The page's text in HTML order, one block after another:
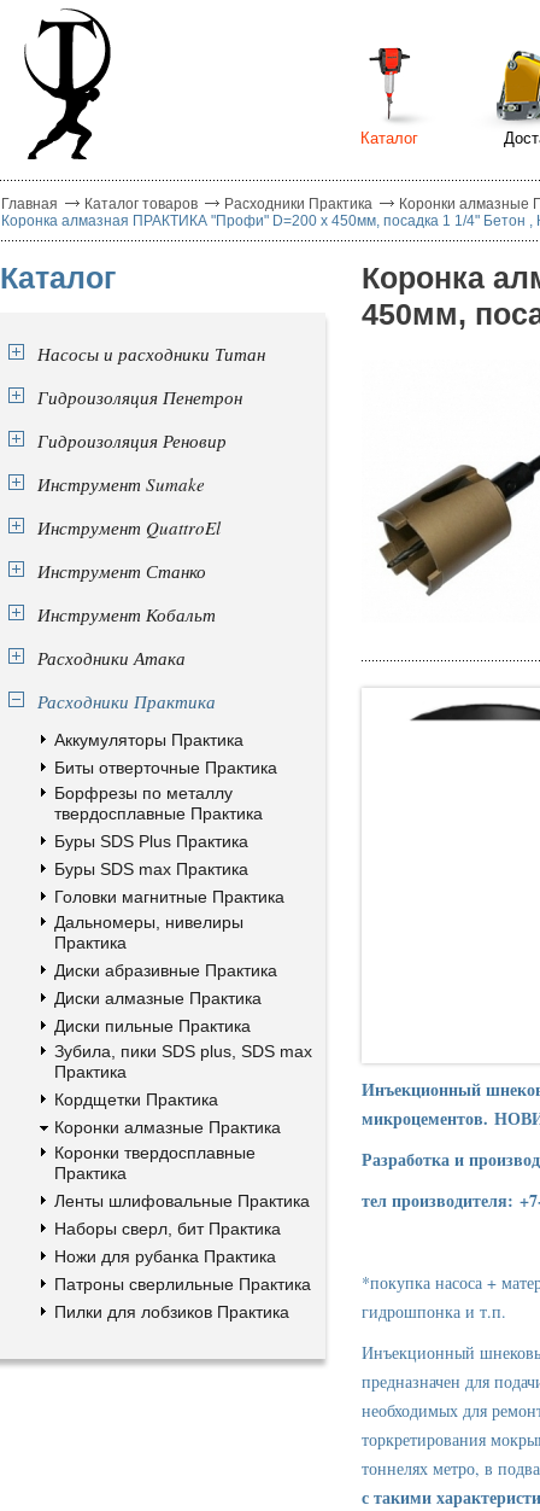
Каталог
Главная Каталог товаров Расходники Практика
Коронки алмазные
Коронка алмазная ПРАКТИКА "Профи" D=200 х 450мм, посадка 1 1/4" Бетон ,
Каталог
Насосы и расходники Титан
Гидроизоляция Пенетрон
Гидроизоляция Реновир
Инструмент Sumake
Инструмент QuattroEl
Инструмент Станко
Инструмент Кобальт
Расходники Атака
Расходники Практика
Аккумуляторы Практика
Биты отверточные Практика
Борфрезы по металлу
твердосплавные Практика
Буры SDS Plus Практика
Буры SDS max Практика
Головки магнитные Практика
Дальномеры, нивелиры
Практика
Диски абразивные Практика
Диски алмазные Практика
Диски пильные Практика
Зубила, пики SDS plus, SDS max
Практика
Кордщетки Практика
Коронки алмазные Практика
Коронки твердосплавные
Практика
Ленты шлифовальные Практика
Наборы сверл, бит Практика
Ножи для рубанка Практика
Патроны сверлильные Практика
Пилки для лобзиков Практика
Коронка
450мм,
Инъекционный
микроцементов.
Разработка и
тел производителя:
*покупка насоса +
гидрошпонка и т.п.
Инъекционный
предназначен для
необходимых для
торкретирования
тоннелях метро, в
с такими